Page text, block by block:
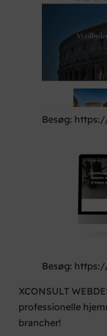
Besøg:
Besøg:
XCONSULT
professionelle
brancher!